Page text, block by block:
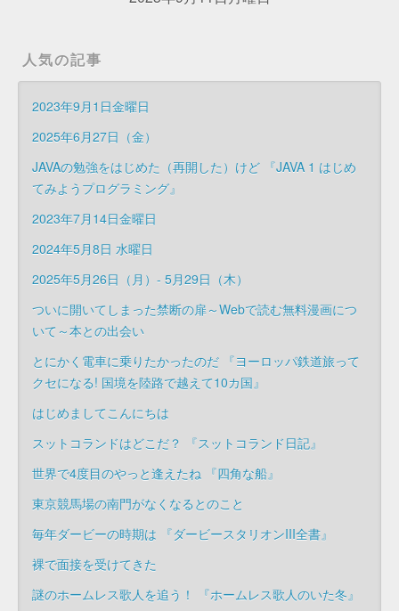
人気の記事
2023年9月1日金曜日
2025年6月27日（金）
JAVAの勉強をはじめた（再開した）けど 『JAVA 1 はじめ
てみようプログラミング』
2023年7月14日金曜日
2024年5月8日 水曜日
2025年5月26日（月）- 5月29日（木）
ついに開いてしまった禁断の扉～Webで読む無料漫画につ
いて～本との出会い
とにかく電車に乗りたかったのだ 『ヨーロッパ鉄道旅って
クセになる! 国境を陸路で越えて10カ国』
はじめましてこんにちは
スットコランドはどこだ？ 『スットコランド日記』
世界で4度目のやっと逢えたね 『四角な船』
東京競馬場の南門がなくなるとのこと
毎年ダービーの時期は 『ダービースタリオンIII全書』
裸で面接を受けてきた
謎のホームレス歌人を追う！ 『ホームレス歌人のいた冬』